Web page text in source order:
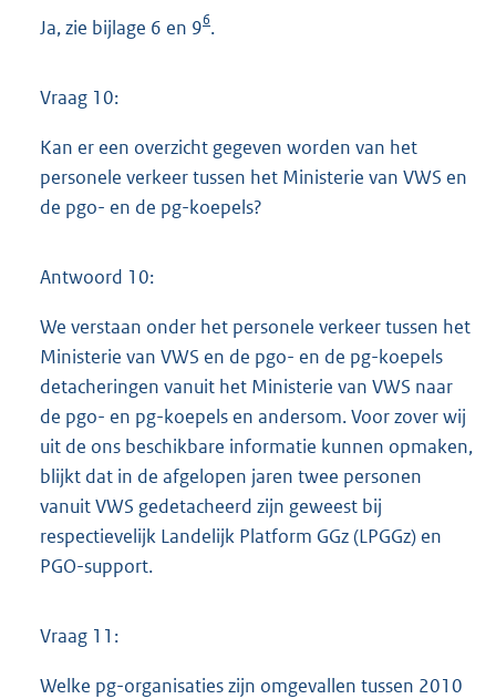
Ja, zie bijlage 6 en 96.
Vraag 10:
Kan er een overzicht gegeven worden van het
personele verkeer tussen het Ministerie van VWS en
de pgo- en de pg-koepels?
Antwoord 10:
We verstaan onder het personele verkeer tussen het
Ministerie van VWS en de pgo- en de pg-koepels
detacheringen vanuit het Ministerie van VWS naar
de pgo- en pg-koepels en andersom. Voor zover wij
uit de ons beschikbare informatie kunnen opmaken,
blijkt dat in de afgelopen jaren twee personen
vanuit VWS gedetacheerd zijn geweest bij
respectievelijk Landelijk Platform GGz (LPGGz) en
PGO-support.
Vraag 11:
Welke pg-organisaties zijn omgevallen tussen 2010